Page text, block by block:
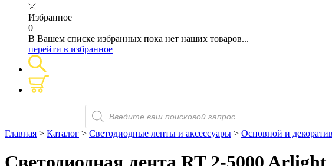
Избранное
0
В Вашем списке избранных пока нет наших товаров...
перейти в избранное
Поиск
товаров
Главная > Каталог > Светодиодные ленты и аксессуары > Основной и